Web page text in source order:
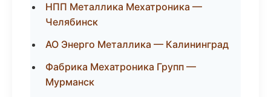
НПП Металлика Мехатроника —
Челябинск
АО Энерго Металлика — Калининград
Фабрика Мехатроника Групп —
Мурманск